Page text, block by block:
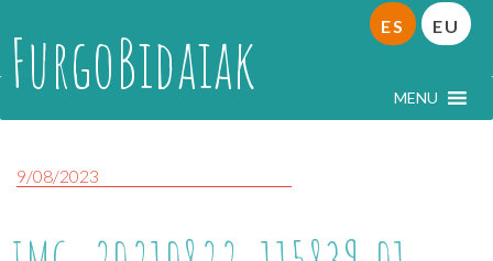
FurgoBidaiak MENU
ES EU
9/08/2023